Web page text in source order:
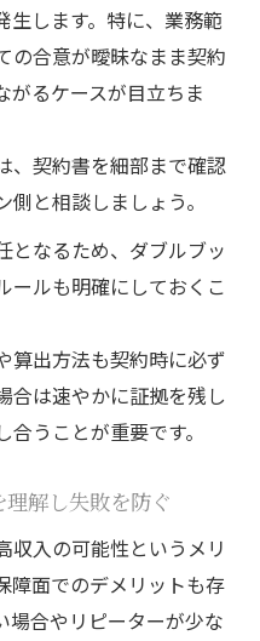
生します。特に、業務範
の合意が曖昧なまま契約
がるケースが目立ちま
、契約書を細部まで確認
と相談しましょう。
となるため、ダブルブッ
ールも明確にしておくこ
算出方法も契約時に必ず
合は速やかに証拠を残し
うことが重要です。
解し失敗を防ぐ
収入の可能性というメリ
障面でのデメリットも存
場合やリピーターが少な